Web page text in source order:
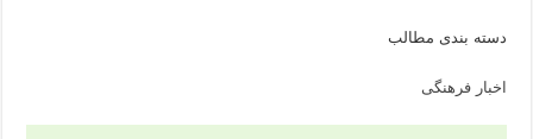
دسته بندی مطالب
اخبار فرهنگی